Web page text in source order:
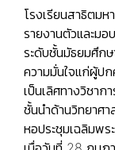
โรงเรียนสาธิตม
รายงานตัวและม
ระดับชั้นมัธยมศึก
ความมั่นใจแก่ผู้ป
เป็นเลิศทางวิชาก
ชั้นนำด้านวิทยาศ
หอประชุมเฉลิมพ